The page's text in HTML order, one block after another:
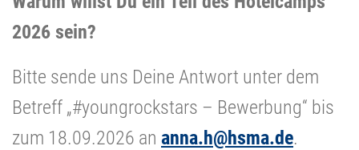
2026 sein?
Bitte sende uns Deine Antwort unter dem
Betreff „#youngrockstars – Bewerbung“ bis
zum 18.09.2026 an anna.h@hsma.de.